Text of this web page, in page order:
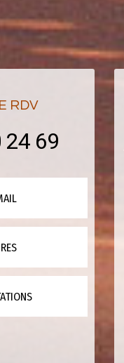
RDV
24 69